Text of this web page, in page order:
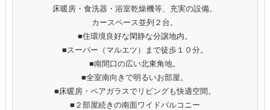
床暖房・食洗器・浴室乾燥機等、充実の設備。
カースペース並列２台。
■住環境良好な閑静な分譲地内。
■スーパー（マルエツ）まで徒歩１０分。
■南間口の広い北東角地。
■全室南向きで明るいお部屋。
■床暖房・ペアガラスでリビングも快適空間。
■２部屋続きの南面ワイドバルコニー